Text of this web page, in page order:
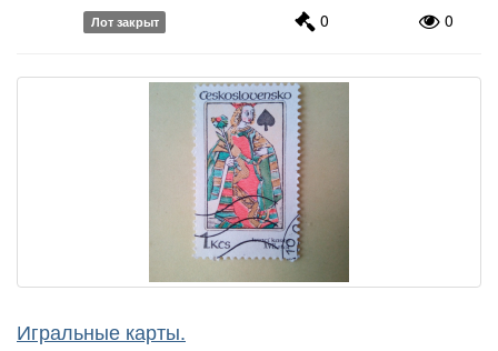
Лот закрыт 0 0
Игральные карты.